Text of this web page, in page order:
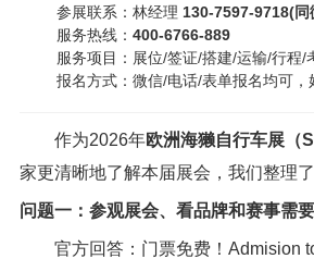
参展联系：林经理 130-7597-9718(同
服务热线： 400-6766-889
服务项目：展位/签证/搭建/运输/行程/
报名方式：微信/电话/表单报名均可，
作为2026年欧洲海獭自行车展（
家更清晰地了解本届展会，我们整理
问题一：参观展会、看品牌和赛事需
官方回答：门票免费！Admision to